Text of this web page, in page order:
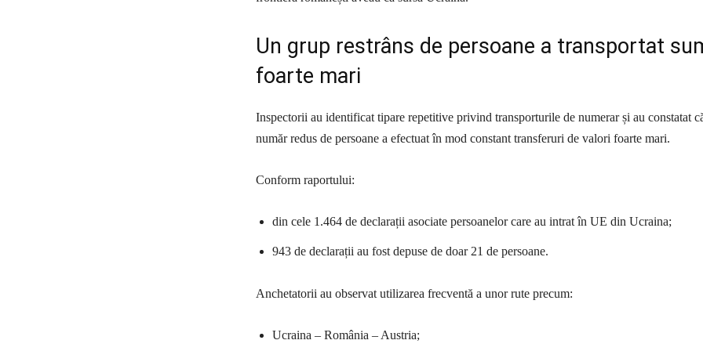
Un grup restrâns de persoane a transportat
foarte mari
Inspectorii au identificat tipare repetitive privind transporturile de numerar și au constatat
număr redus de persoane a efectuat în mod constant transferuri de valori foarte mari.
Conform raportului:
din cele 1.464 de declarații asociate persoanelor care au intrat în UE din Ucraina;
943 de declarații au fost depuse de doar 21 de persoane.
Anchetatorii au observat utilizarea frecventă a unor rute precum:
Ucraina – România – Austria;